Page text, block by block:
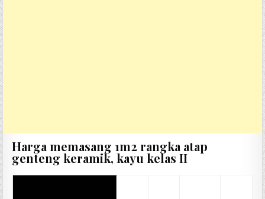
Harga memasang 1m2 rangka atap
genteng keramik, kayu kelas II